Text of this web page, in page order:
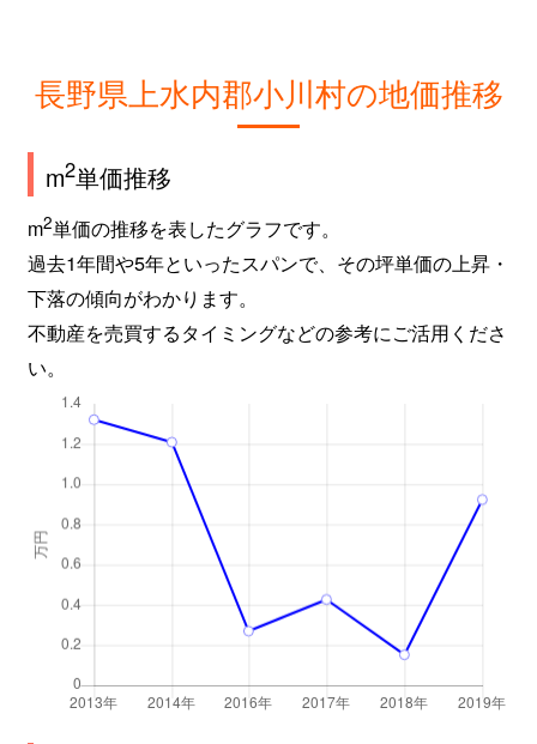
長野県上水内郡小川村の地価推移
m2単価推移
m2単価の推移を表したグラフです。
過去1年間や5年といったスパンで、その坪単価の上昇・
下落の傾向がわかります。
不動産を売買するタイミングなどの参考にご活用くださ
い。